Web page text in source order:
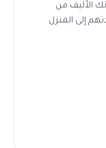
الأليف من
إلى المنزل